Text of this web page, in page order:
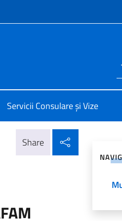
Servicii Consulare și Vize
Share